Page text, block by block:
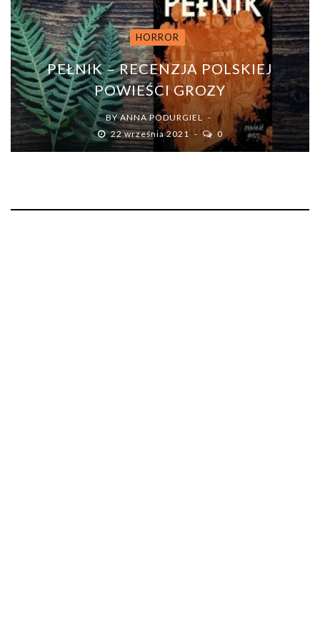
HORROR
PEŁNIK – RECENZJA POLSKIEJ
POWIEŚCI GROZY
BYANNA PODURGIEL
22 września 2021
0